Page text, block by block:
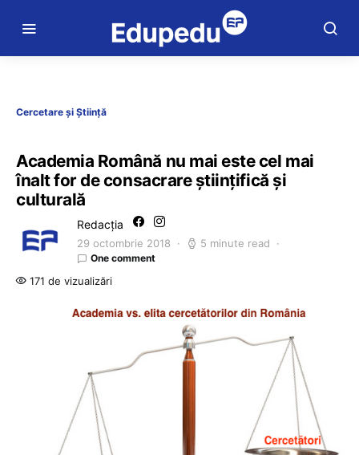
Cercetare și Știință
Academia Română nu mai este cel mai
înalt for de consacrare științifică și
culturală
Redacția
29 octombrie 2018 5 minute read
One comment
171 de vizualizări